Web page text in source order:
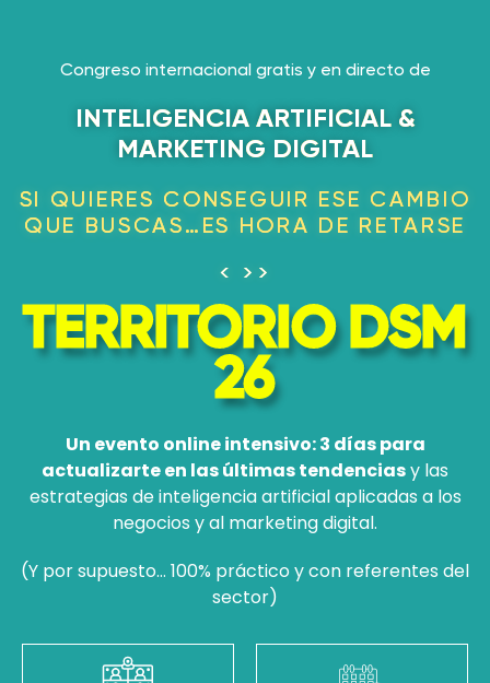
Congreso internacional gratis y en directo de
INTELIGENCIA ARTIFICIAL &
MARKETING DIGITAL
SI QUIERES CONSEGUIR ESE CAMBIO
QUE BUSCAS…ES HORA DE RETARSE
< >>
TERRITORIO DSM
26
Un evento online intensivo: 3 días para
actualizarte en las últimas tendenciasy las
estrategias de inteligencia artificial aplicadas a los
negocios y al marketing digital.
(Y por supuesto… 100% práctico y con referentes del
sector)